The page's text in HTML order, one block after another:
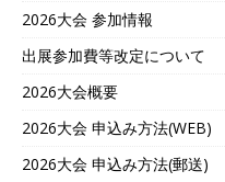
2026大会 参加情報
出展参加費等改定について
2026大会概要
2026大会 申込み方法(WEB)
2026大会 申込み方法(郵送)